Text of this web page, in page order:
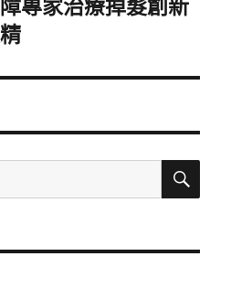
專家治療掉髮創新
搜